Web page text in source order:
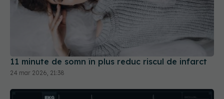
11 minute de somn în plus reduc riscul de infarct
24 mar 2026, 21:38